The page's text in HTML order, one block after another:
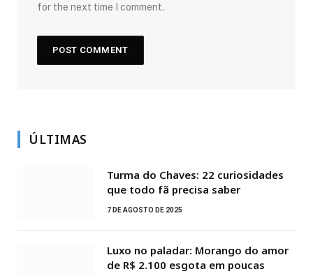
for the next time I comment.
ÚLTIMAS
Turma do Chaves: 22 curiosidades
que todo fã precisa saber
7 DE AGOSTO DE 2025
Luxo no paladar: Morango do amor
de R$ 2.100 esgota em poucas